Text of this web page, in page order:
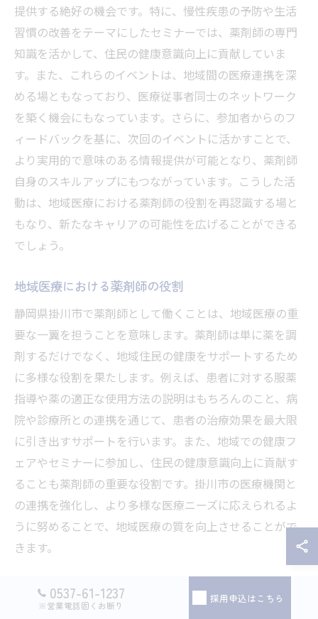
提供する絶好の機会です。特に、慢性疾患の予防や生活
習慣の改善をテーマにしたセミナーでは、薬剤師の専門
知識を活かして、住民の健康意識向上に貢献していま
す。また、これらのイベントは、地域間の医療連携を深
める場ともなっており、医療従事者同士のネットワーク
を築く機会にもなっています。さらに、参加者からのフ
ィードバックを基に、次回のイベントに活かすことで、
より実用的で意味のある情報提供が可能となり、薬剤師
自身のスキルアップにもつながっています。こうした活
動は、地域医療における薬剤師の役割を再認識する場と
もなり、新たなキャリアの可能性を広げることができる
でしょう。
地域医療における薬剤師の役割
静岡県掛川市で薬剤師として働くことは、地域医療の重
要な一翼を担うことを意味します。薬剤師は単に薬を調
剤するだけでなく、地域住民の健康をサポートするため
に多様な役割を果たします。例えば、患者に対する服薬
指導や薬の適正な使用方法の説明はもちろんのこと、病
院や診療所との連携を通じて、患者の治療効果を最大限
に引き出すサポートを行います。また、地域での健康フ
ェアやセミナーに参加し、住民の健康意識向上に貢献す
ることも薬剤師の重要な役割です。掛川市の医療機関と
の連携を強化し、より多様な医療ニーズに応えられるよ
うに努めることで、地域医療の質を向上させることがで
きます。
地元の医療スタッフとの協力体制の構築
掛川市における薬剤師の役割は、地元の医療スタッフと
0537-61-1237
※営業電話固くお断り
採用申込はこちら